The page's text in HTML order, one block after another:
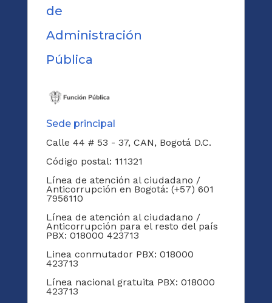
de
Administración
Pública
Sede principal
Calle 44 # 53 - 37, CAN, Bogotá D.C.
Código postal: 111321
Línea de atención al ciudadano /
Anticorrupción en Bogotá: (+57) 601
7956110
Línea de atención al ciudadano /
Anticorrupción para el resto del país
PBX: 018000 423713
Linea conmutador PBX: 018000
423713
Línea nacional gratuita PBX: 018000
423713